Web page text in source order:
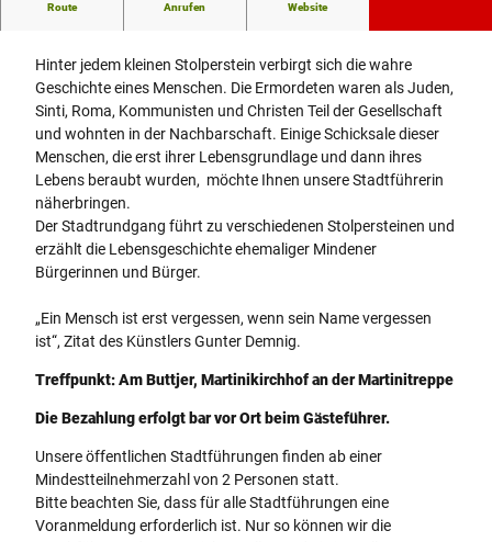
Route Anrufen Website
Hinter jedem kleinen Stolperstein verbirgt sich die wahre
Geschichte eines Menschen. Die Ermordeten waren als Juden,
Sinti, Roma, Kommunisten und Christen Teil der Gesellschaft
und wohnten in der Nachbarschaft. Einige Schicksale dieser
Menschen, die erst ihrer Lebensgrundlage und dann ihres
Lebens beraubt wurden, möchte Ihnen unsere Stadtführerin
näherbringen.
Der Stadtrundgang führt zu verschiedenen Stolpersteinen und
erzählt die Lebensgeschichte ehemaliger Mindener
Bürgerinnen und Bürger.
„Ein Mensch ist erst vergessen, wenn sein Name vergessen
ist“, Zitat des Künstlers Gunter Demnig.
Treffpunkt: Am Buttjer, Martinikirchhof an der Martinitreppe
Die Bezahlung erfolgt bar vor Ort beim Gästeführer.
Unsere öffentlichen Stadtführungen finden ab einer
Mindestteilnehmerzahl von 2 Personen statt.
Bitte beachten Sie, dass für alle Stadtführungen eine
Voranmeldung erforderlich ist. Nur so können wir die